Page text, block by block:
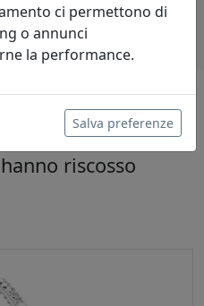
riscosso
ci permettono di
o annunci
la performance.
Salva preferenze